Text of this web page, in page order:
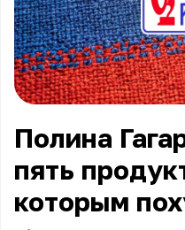
Полина
пять
которым